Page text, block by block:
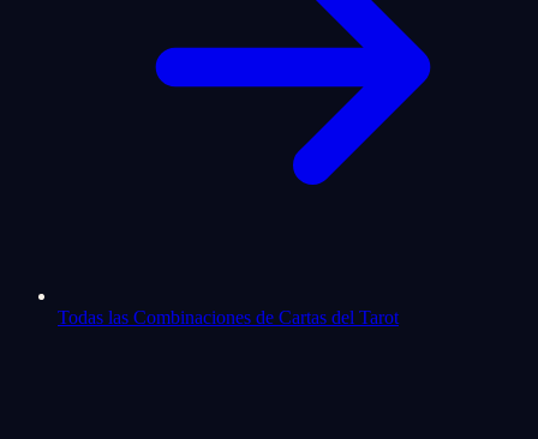
Todas las Combinaciones de Cartas del Tarot